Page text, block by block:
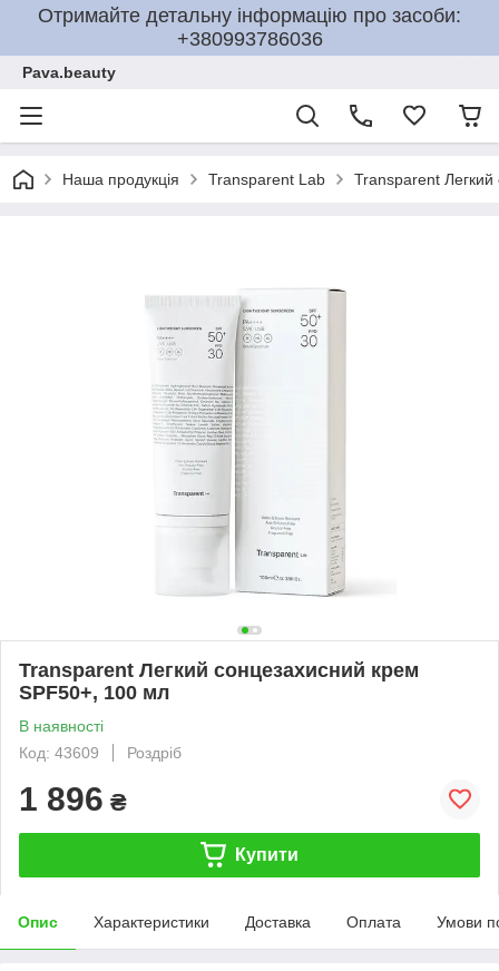
Отримайте детальну інформацію про засоби:
+380993786036
Pava.beauty
Наша продукція Transparent Lab Transparent
Transparent Легкий сонцезахисний крем
SPF50+, 100 мл
В наявності
Код: 43609
Роздріб
1 896 ₴
Купити
Опис Характеристики Доставка Оплата Умови